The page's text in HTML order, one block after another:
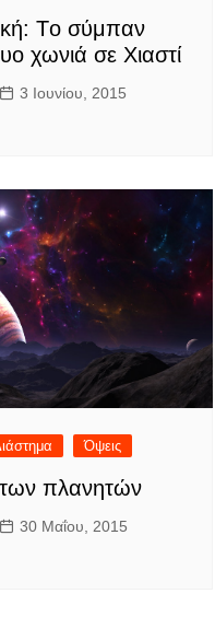
Tο σύμπαν
χωνιά σε Χιαστί
3 Ιουνίου, 2015
Όψεις
πλανητών
30 Μαΐου, 2015